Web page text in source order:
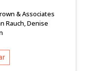
& Associates
Rauch, Denise